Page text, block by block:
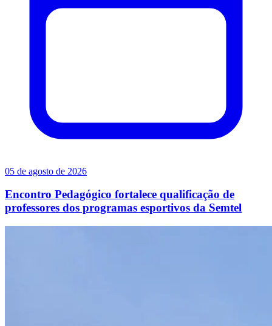
05 de agosto de 2026
Encontro Pedagógico fortalece qualificação de
professores dos programas esportivos da Semtel